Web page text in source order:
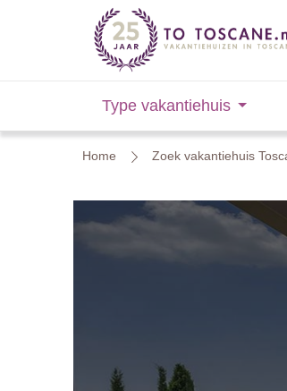
Type vakantiehuis
Home Zoek vakantiehuis